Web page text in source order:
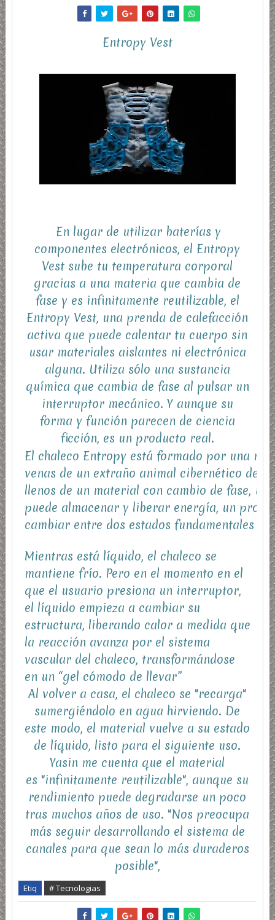
Entropy Vest
En lugar de utilizar baterías y
componentes electrónicos, el Entropy
Vest sube tu temperatura corporal
gracias a una materia que cambia de
fase y es infinitamente reutilizable, el
Entropy Vest, una prenda de calefacción
activa que puede calentar tu cuerpo sin
usar materiales aislantes ni electrónica
alguna. Utiliza sólo una sustancia
química que cambia de fase al pulsar un
interruptor mecánico. Y aunque su
forma y función parecen de ciencia
ficción, es un producto real.
El chaleco Entropy está formado por una
venas de un extraño animal cibernético del
llenos de un material con cambio de fase, un
puede almacenar y liberar energía, un
cambiar entre dos estados fundamentales
Mientras está líquido, el chaleco se
mantiene frío. Pero en el momento en el
que el usuario presiona un interruptor,
el líquido empieza a cambiar su
estructura, liberando calor a medida que
la reacción avanza por el sistema
vascular del chaleco, transformándose
en un “gel cómodo de llevar”
Al volver a casa, el chaleco se "recarga"
sumergiéndolo en agua hirviendo. De
este modo, el material vuelve a su estado
de líquido, listo para el siguiente uso.
Yasin me cuenta que el material
es "infinitamente reutilizable", aunque su
rendimiento puede degradarse un poco
tras muchos años de uso. "Nos preocupa
más seguir desarrollando el sistema de
canales para que sean lo más duraderos
posible",
Etiq # Tecnologias